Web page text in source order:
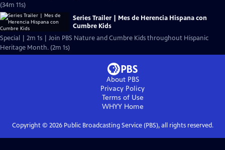
(34m 11s)
Series Trailer | Mes de Herencia Hispana con
Cumbre Kids
Special | 2m 1s | Join PBS Nature and Cumbre Kids throughout Hispanic
Heritage Month. (2m 1s)
About PBS
Privacy Policy
Terms of Use
WHYYHome
Copyright © 2026Public Broadcasting Service (PBS), all rights reserved.